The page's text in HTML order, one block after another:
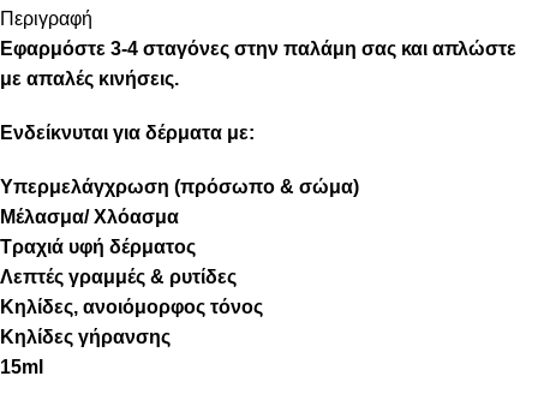
Περιγραφή
Εφαρμόστε 3-4 σταγόνες στην παλάμη σας και απλώστε
με απαλές κινήσεις.
Ενδείκνυται για δέρματα με:
Υπερμελάγχρωση (πρόσωπο & σώμα)
Μέλασμα/ Χλόασμα
Τραχιά υφή δέρματος
Λεπτές γραμμές & ρυτίδες
Κηλίδες, ανοιόμορφος τόνος
Κηλίδες γήρανσης
15ml